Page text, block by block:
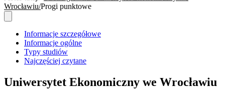
Wrocławiu Progi punktowe
Informacje szczegółowe
Informacje ogólne
Typy studiów
Najczęściej czytane
Uniwersytet Ekonomiczny we Wrocławiu